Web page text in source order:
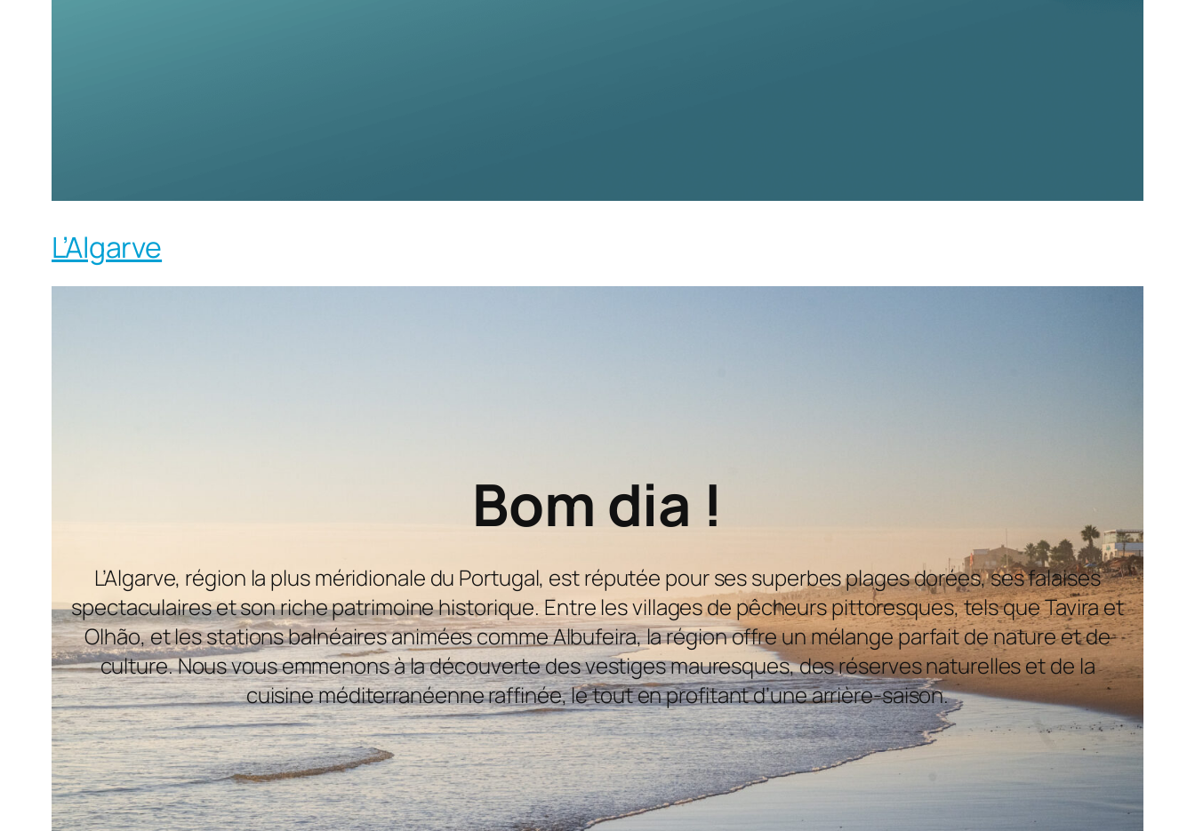
L’Algarve
Bom dia !
L’Algarve, région la plus méridionale du Portugal, est réputée pour ses superbes plages dorées, ses falaises
spectaculaires et son riche patrimoine historique. Entre les villages de pêcheurs pittoresques, tels que Tavira et
Olhão, et les stations balnéaires animées comme Albufeira, la région offre un mélange parfait de nature et de
culture. Nous vous emmenons à la découverte des vestiges mauresques, des réserves naturelles et de la
cuisine méditerranéenne raffinée, le tout en profitant d’une arrière-saison.